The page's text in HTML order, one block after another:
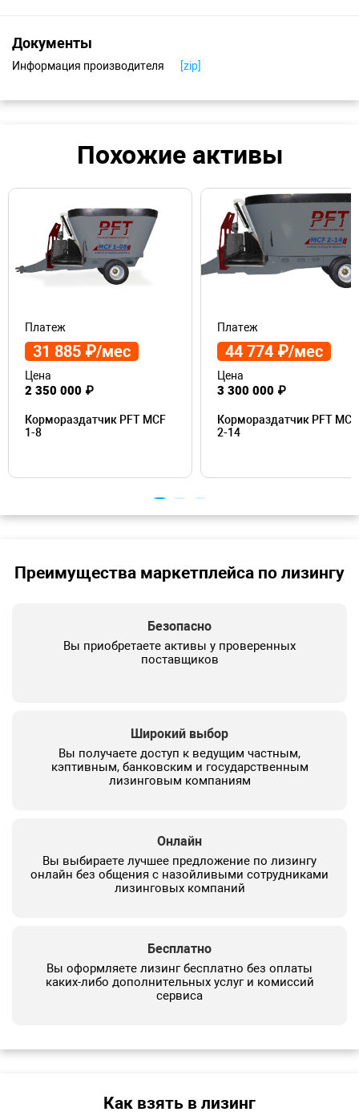
Документы
Информация производителя [zip]
Похожие активы
Платеж
31 885 ₽/мес
Цена
2 350 000 ₽
Кормораздатчик PFT MCF
1-8
Платеж
44 774 ₽/мес
Цена
3 300 000 ₽
Кормораздатчик PFT MCF
2-14
Преимущества маркетплейса по лизингу
Безопасно
Вы приобретаете активы у проверенных
поставщиков
Широкий выбор
Вы получаете доступ к ведущим частным,
кэптивным, банковским и государственным
лизинговым компаниям
Онлайн
Вы выбираете лучшее предложение по лизингу
онлайн без общения с назойливыми сотрудниками
лизинговых компаний
Бесплатно
Вы оформляете лизинг бесплатно без оплаты
каких-либо дополнительных услуг и комиссий
сервиса
Как взять в лизинг